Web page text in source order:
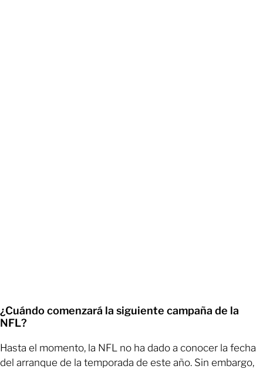
¿Cuándo comenzará la siguiente campaña de la
NFL?
Hasta el momento, la NFL no ha dado a conocer la fecha
del arranque de la temporada de este año. Sin embargo,